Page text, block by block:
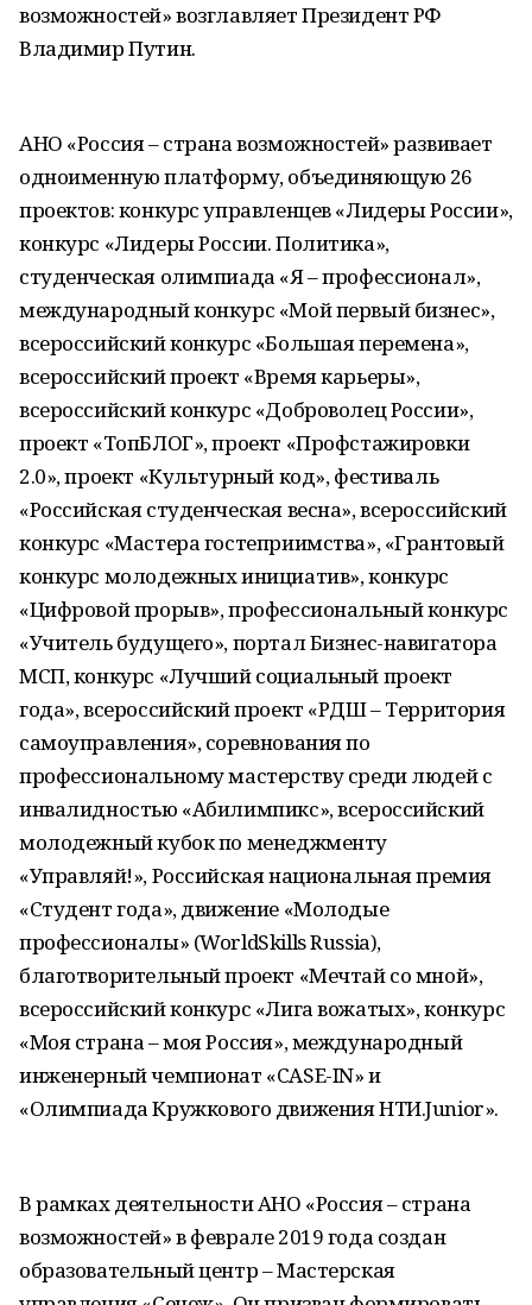
возможностей» возглавляет Президент РФ
Владимир Путин.
АНО «Россия – страна возможностей» развивает
одноименную платформу, объединяющую 26
проектов: конкурс управленцев «Лидеры России»,
конкурс «Лидеры России. Политика»,
студенческая олимпиада «Я – профессионал»,
международный конкурс «Мой первый бизнес»,
всероссийский конкурс «Большая перемена»,
всероссийский проект «Время карьеры»,
всероссийский конкурс «Доброволец России»,
проект «ТопБЛОГ», проект «Профстажировки
2.0», проект «Культурный код», фестиваль
«Российская студенческая весна», всероссийский
конкурс «Мастера гостеприимства», «Грантовый
конкурс молодежных инициатив», конкурс
«Цифровой прорыв», профессиональный конкурс
«Учитель будущего», портал Бизнес-навигатора
МСП, конкурс «Лучший социальный проект
года», всероссийский проект «РДШ – Территория
самоуправления», соревнования по
профессиональному мастерству среди людей с
инвалидностью «Абилимпикс», всероссийский
молодежный кубок по менеджменту
«Управляй!», Российская национальная премия
«Студент года», движение «Молодые
профессионалы» (WorldSkills Russia),
благотворительный проект «Мечтай со мной»,
всероссийский конкурс «Лига вожатых», конкурс
«Моя страна – моя Россия», международный
инженерный чемпионат «CASE-IN» и
«Олимпиада Кружкового движения НТИ.Junior».
В рамках деятельности АНО «Россия – страна
возможностей» в феврале 2019 года создан
образовательный центр – Мастерская